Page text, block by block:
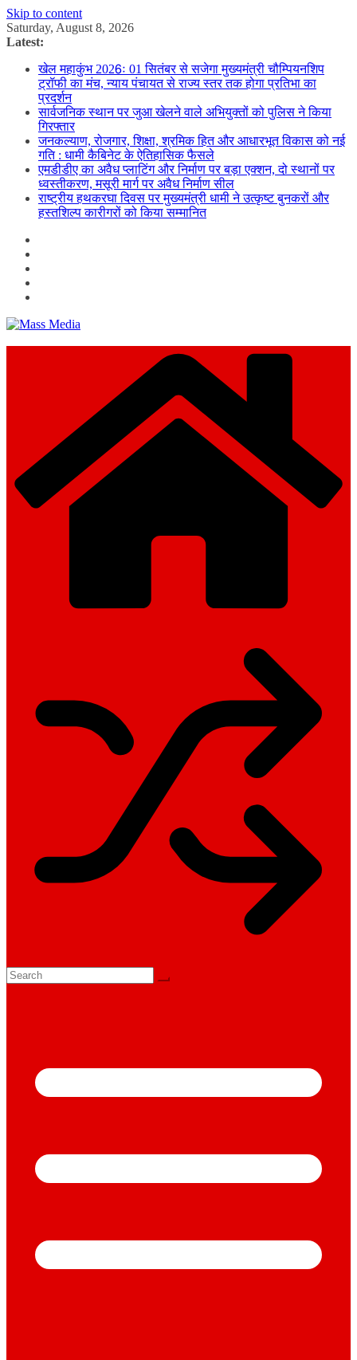
Skip to content
Saturday, August 8, 2026
Latest:
खेल महाकुंभ 2026ः 01 सितंबर से सजेगा मुख्यमंत्री चौम्पियनशिप
ट्रॉफी का मंच, न्याय पंचायत से राज्य स्तर तक होगा प्रतिभा का
प्रदर्शन
सार्वजनिक स्थान पर जुआ खेलने वाले अभियुक्तों को पुलिस ने किया
गिरफ्तार
जनकल्याण, रोजगार, शिक्षा, श्रमिक हित और आधारभूत विकास को नई
गति : धामी कैबिनेट के ऐतिहासिक फैसले
एमडीडीए का अवैध प्लाटिंग और निर्माण पर बड़ा एक्शन, दो स्थानों पर
ध्वस्तीकरण, मसूरी मार्ग पर अवैध निर्माण सील
राष्ट्रीय हथकरघा दिवस पर मुख्यमंत्री धामी ने उत्कृष्ट बुनकरों और
हस्तशिल्प कारीगरों को किया सम्मानित